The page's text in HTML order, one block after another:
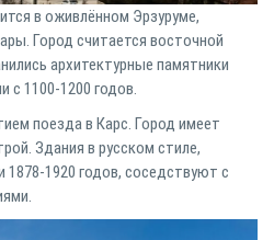
в оживлённом Эрзуруме,
Город считается восточной
архитектурные памятники
с 1100-1200 годов.
поезда в Карс. Город имеет
Здания в русском стиле,
1878-1920 годов, соседствуют с